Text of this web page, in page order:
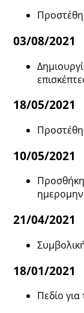
03/08/2021
18/05/2021
10/05/2021
21/04/2021
18/01/2021
Πεδίο